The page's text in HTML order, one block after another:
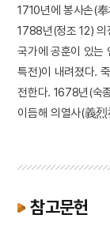
1710년에 봉사손(
1788년(정조 12)
국가에 공훈이 있는
특전)이 내려졌다.
전한다. 1678년(숙
이듬해 의열사(義
참고문헌